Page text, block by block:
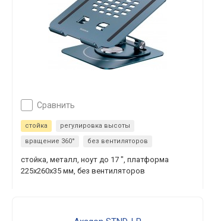
сравнить
стойка
регулировка высоты
вращение 360°
без вентиляторов
стойка, металл, ноут до 17 ", платформа
225x260x35 мм, без вентиляторов